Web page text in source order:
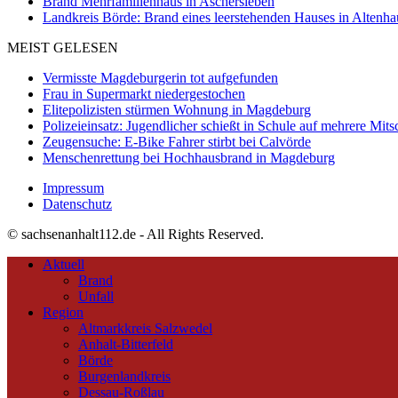
Landkreis Börde: Brand eines leerstehenden Hauses in
MEIST GELESEN
Vermisste Magdeburgerin tot aufgefunden
Frau in Supermarkt niedergestochen
Elitepolizisten stürmen Wohnung in Magdeburg
Polizeieinsatz: Jugendlicher schießt in Schule auf mehrere
Zeugensuche: E-Bike Fahrer stirbt bei Calvörde
Menschenrettung bei Hochhausbrand in Magdeburg
Impressum
Datenschutz
© sachsenanhalt112.de - All Rights Reserved.
Aktuell
Brand
Unfall
Region
Altmarkkreis Salzwedel
Anhalt-Bitterfeld
Börde
Burgenlandkreis
Dessau-Roßlau